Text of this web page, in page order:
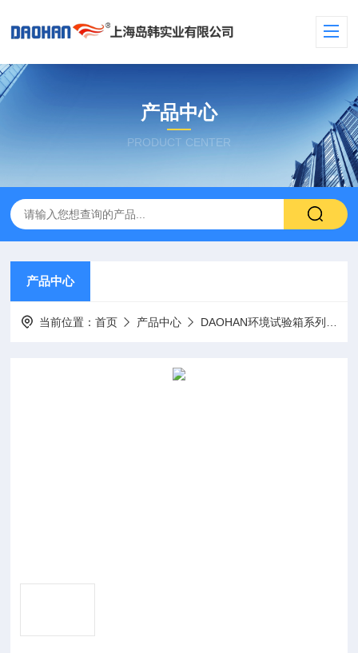
产品中心
PRODUCT CENTER
产品中心
当前位置：首页 产品中心 DAOHAN环境试验箱系列